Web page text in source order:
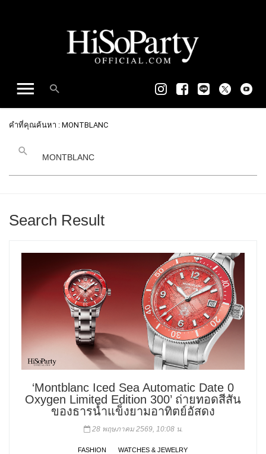
คำที่คุณค้นหา : MONTBLANC
Search Result
‘Montblanc Iced Sea Automatic Date 0
Oxygen Limited Edition 300’ ถ่ายทอดสีสัน
ของธารน้ำแข็งยามอาทิตย์อัสดง
28 พฤษภาคม 2569, 10:08 น.
FASHION WATCHES & JEWELRY